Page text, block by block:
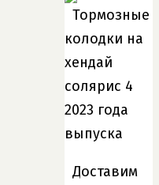
Доставим